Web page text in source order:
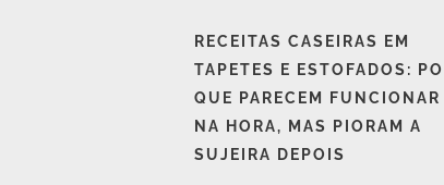
RECEITAS CASEIRAS EM
TAPETES E ESTOFADOS:
QUE PARECEM FUNCIONAR
NA HORA, MAS PIORAM A
SUJEIRA DEPOIS